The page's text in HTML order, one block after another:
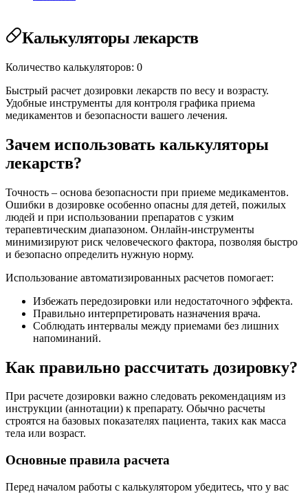
Калькуляторы лекарств
Количество калькуляторов: 0
Быстрый расчет дозировки лекарств по весу и возрасту.
Удобные инструменты для контроля графика приема
медикаментов и безопасности вашего лечения.
Зачем использовать калькуляторы
лекарств?
Точность – основа безопасности при приеме медикаментов.
Ошибки в дозировке особенно опасны для детей, пожилых
людей и при использовании препаратов с узким
терапевтическим диапазоном. Онлайн-инструменты
минимизируют риск человеческого фактора, позволяя быстро
и безопасно определить нужную норму.
Использование автоматизированных расчетов помогает:
Избежать передозировки или недостаточного эффекта.
Правильно интерпретировать назначения врача.
Соблюдать интервалы между приемами без лишних
напоминаний.
Как правильно рассчитать дозировку?
При расчете дозировки важно следовать рекомендациям из
инструкции (аннотации) к препарату. Обычно расчеты
строятся на базовых показателях пациента, таких как масса
тела или возраст.
Основные правила расчета
Перед началом работы с калькулятором убедитесь, что у вас